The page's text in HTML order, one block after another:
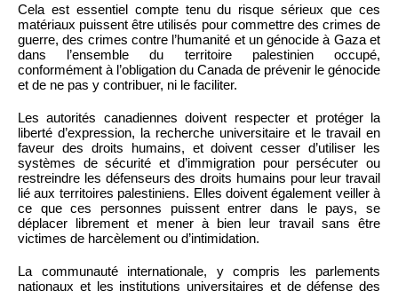
Cela est essentiel compte tenu du risque sérieux que ces
matériaux puissent être utilisés pour commettre des crimes de
guerre, des crimes contre l’humanité et un génocide à Gaza et
dans l’ensemble du territoire palestinien occupé,
conformément à l’obligation du Canada de prévenir le génocide
et de ne pas y contribuer, ni le faciliter.
Les autorités canadiennes doivent respecter et protéger la
liberté d’expression, la recherche universitaire et le travail en
faveur des droits humains, et doivent cesser d’utiliser les
systèmes de sécurité et d’immigration pour persécuter ou
restreindre les défenseurs des droits humains pour leur travail
lié aux territoires palestiniens. Elles doivent également veiller à
ce que ces personnes puissent entrer dans le pays, se
déplacer librement et mener à bien leur travail sans être
victimes de harcèlement ou d’intimidation.
La communauté internationale, y compris les parlements
nationaux et les institutions universitaires et de défense des